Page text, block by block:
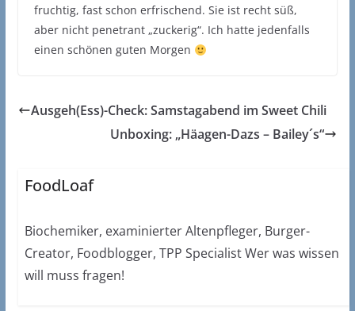
fruchtig, fast schon erfrischend. Sie ist recht süß,
aber nicht penetrant „zuckerig“. Ich hatte jedenfalls
einen schönen guten Morgen
Ausgeh(Ess)-Check: Samstagabend im Sweet Chili
Unboxing: „Häagen-Dazs – Bailey´s“
FoodLoaf
Biochemiker, examinierter Altenpfleger, Burger-
Creator, Foodblogger, TPP Specialist Wer was wissen
will muss fragen!